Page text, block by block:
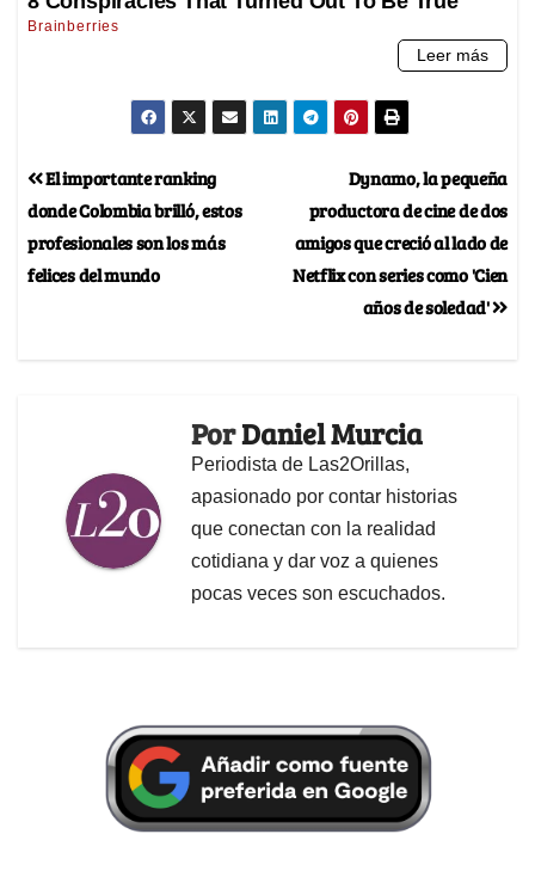
Dynamo, la pequeña
productora de cine de dos
amigos que creció al lado de
Netflix con series como 'Cien
años de soledad'
El importante ranking
donde Colombia brilló, estos
profesionales son los más
felices del mundo
PorDaniel Murcia
Periodista de Las2Orillas,
apasionado por contar historias
que conectan con la realidad
cotidiana y dar voz a quienes
pocas veces son escuchados.